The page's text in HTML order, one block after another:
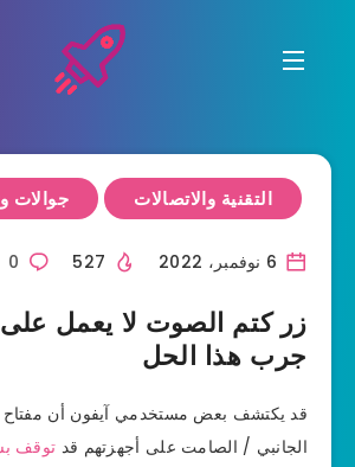
التقنية والاتصالات جوالات
0
زر كتم الصوت لا يعمل
جرب هذا الحل
قد يكتشف بعض مستخدمي آيفون أن
الجانبي / الصامت على أجهزتهم قد توقف